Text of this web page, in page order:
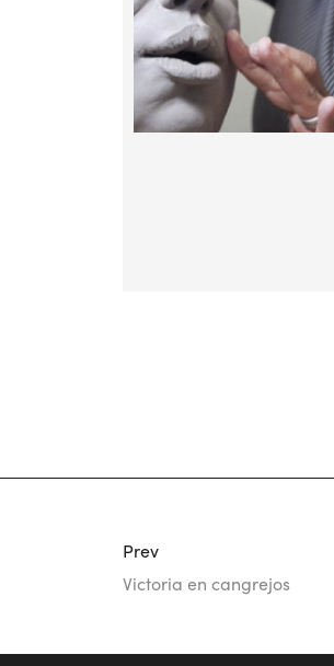
Prev
Victoria en cangrejos